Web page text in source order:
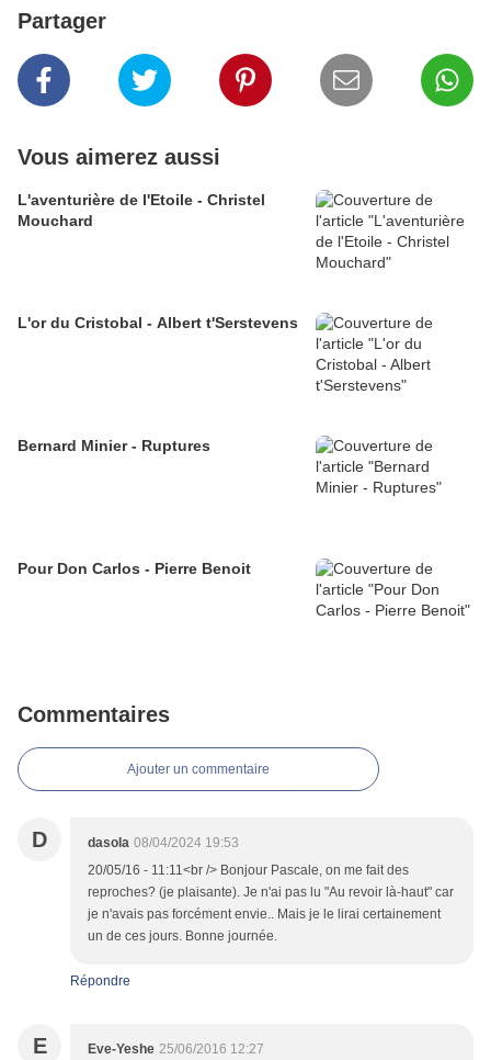
Partager
Vous aimerez aussi
L'aventurière de l'Etoile - Christel
Mouchard
L'or du Cristobal - Albert t'Serstevens
Bernard Minier - Ruptures
Pour Don Carlos - Pierre Benoit
Commentaires
Ajouter un commentaire
D dasola 08/04/2024 19:53
20/05/16 - 11:11<br /> Bonjour Pascale, on me fait des
reproches? (je plaisante). Je n'ai pas lu "Au revoir là-haut" car
je n'avais pas forcément envie.. Mais je le lirai certainement
un de ces jours. Bonne journée.
Répondre
E Eve-Yeshe 25/06/2016 12:27